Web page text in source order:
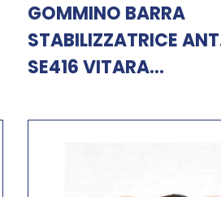
GOMMINO BARRA
STABILIZZATRICE
SE416 VITARA...